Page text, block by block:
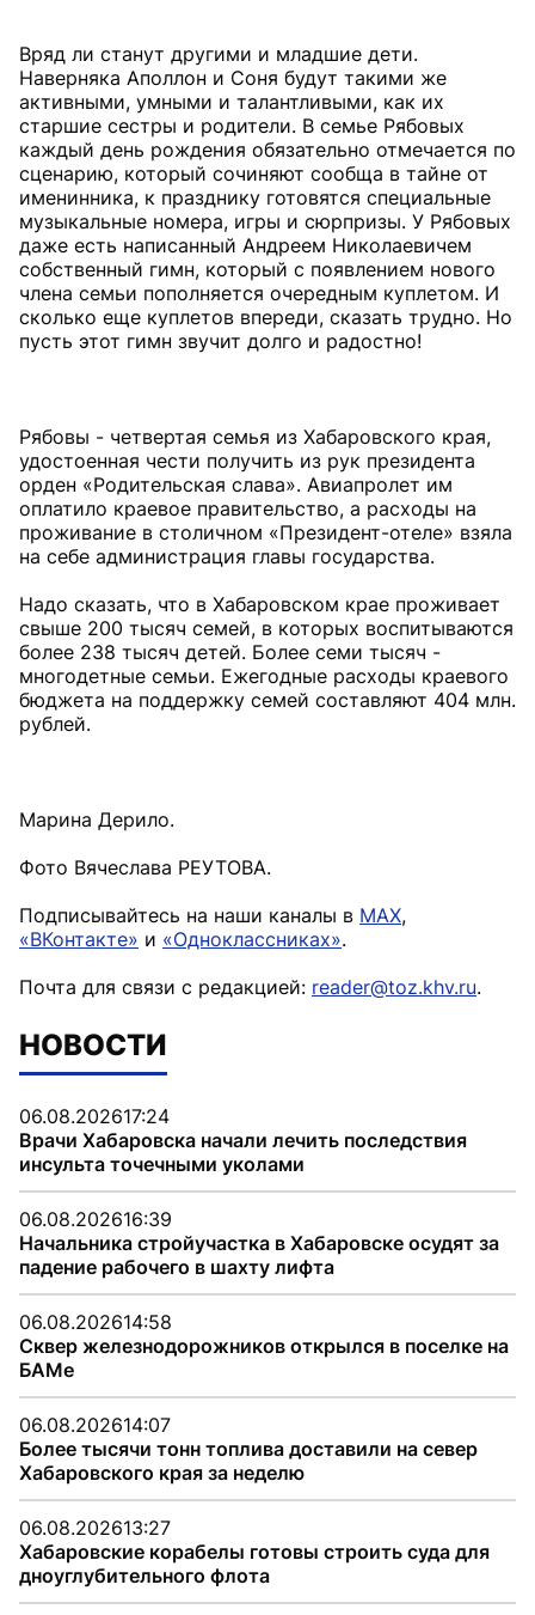
Вряд ли станут другими и младшие дети.
Наверняка Аполлон и Соня будут такими же
активными, умными и талантливыми, как их
старшие сестры и родители. В семье Рябовых
каждый день рождения обязательно отмечается по
сценарию, который сочиняют сообща в тайне от
именинника, к празднику готовятся специальные
музыкальные номера, игры и сюрпризы. У Рябовых
даже есть написанный Андреем Николаевичем
собственный гимн, который с появлением нового
члена семьи пополняется очередным куплетом. И
сколько еще куплетов впереди, сказать трудно. Но
пусть этот гимн звучит долго и радостно!
Рябовы - четвертая семья из Хабаровского края,
удостоенная чести получить из рук президента
орден «Родительская слава». Авиа­пролет им
оплатило краевое правительство, а расходы на
проживание в столичном «Президент-отеле» взяла
на себе администрация главы государства.
Надо сказать, что в Хабаровском крае проживает
свыше 200 тысяч семей, в которых воспитываются
более 238 тысяч детей. Более семи тысяч -
многодетные семьи. Ежегодные расходы краевого
бюджета на поддержку семей составляют 404 млн.
рублей.
Марина Дерило.
Фото Вячеслава РЕУТОВА.
Подписывайтесь на наши каналы в MAX,
«ВКонтакте» и «Одноклассниках».
Почта для связи с редакцией: reader@toz.khv.ru.
НОВОСТИ
06.08.202617:24
Врачи Хабаровска начали лечить последствия
инсульта точечными уколами
06.08.202616:39
Начальника стройучастка в Хабаровске осудят за
падение рабочего в шахту лифта
06.08.202614:58
Сквер железнодорожников открылся в поселке на
БАМе
06.08.202614:07
Более тысячи тонн топлива доставили на север
Хабаровского края за неделю
06.08.202613:27
Хабаровские корабелы готовы строить суда для
дноуглубительного флота